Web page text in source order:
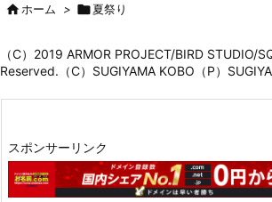
ホーム > 夏祭り
（C）2019 ARMOR PROJECT/BIRD STUDIO/
Reserved.（C）SUGIYAMA KOBO（P）
スポンサーリンク